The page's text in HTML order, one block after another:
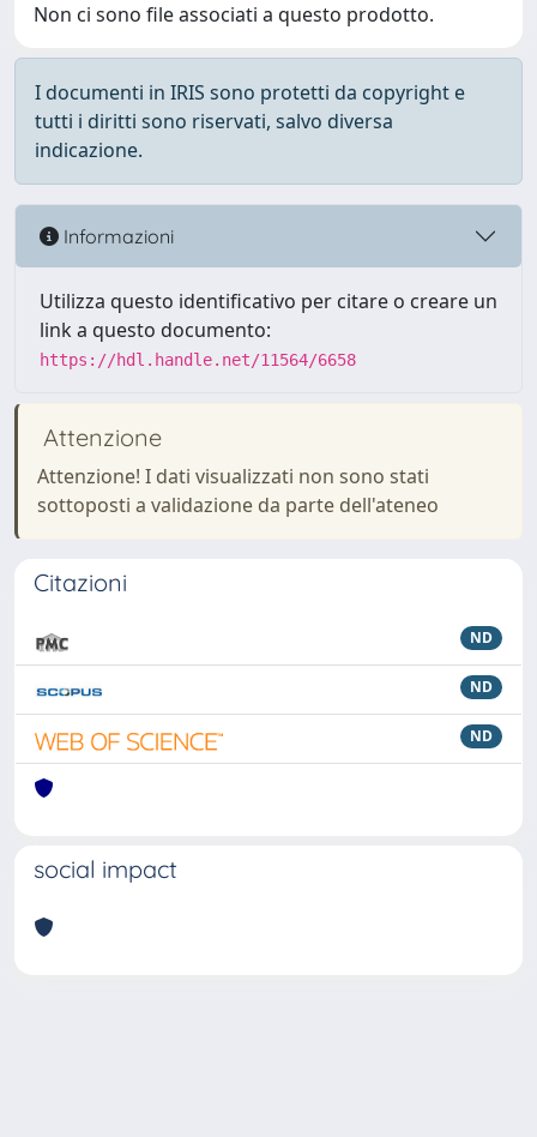
Non ci sono file associati a questo prodotto.
I documenti in IRIS sono protetti da copyright e
tutti i diritti sono riservati, salvo diversa
indicazione.
Informazioni
Utilizza questo identificativo per citare o creare un
link a questo documento:
https://hdl.handle.net/11564/6658
Attenzione
Attenzione! I dati visualizzati non sono stati
sottoposti a validazione da parte dell'ateneo
Citazioni
ND
ND
ND
social impact